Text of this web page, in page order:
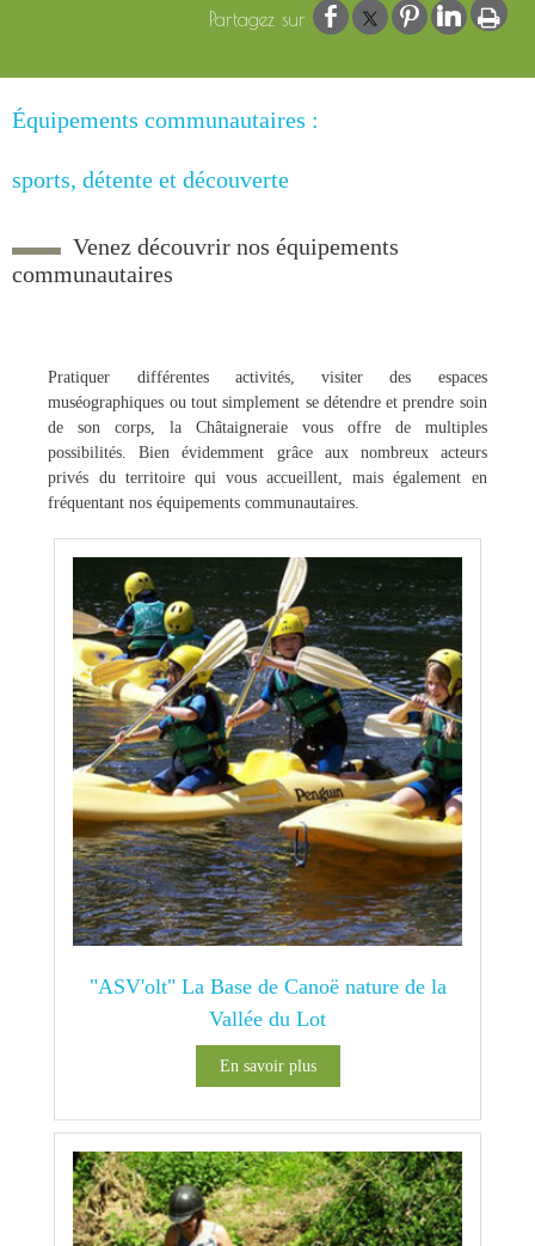
Équipements communautaires :
sports, détente et découverte
Venez découvrir nos équipements
communautaires
Pratiquer différentes activités, visiter des espaces
muséographiques ou tout simplement se détendre et prendre soin
de son corps, la Châtaigneraie vous offre de multiples
possibilités. Bien évidemment grâce aux nombreux acteurs
privés du territoire qui vous accueillent, mais également en
fréquentant nos équipements communautaires.
"ASV'olt" La Base de Canoë nature de la
Vallée du Lot
En savoir plus